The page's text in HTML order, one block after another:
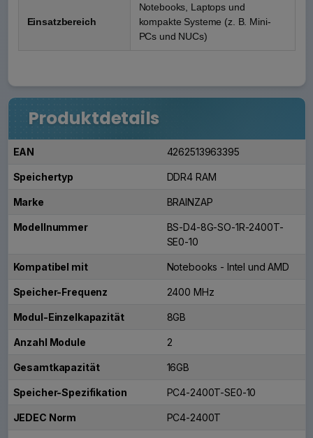
Einsatzbereich
Notebooks, Laptops und
kompakte Systeme (z. B. Mini-
PCs und NUCs)
Produktdetails
EAN 4262513963395
Speichertyp DDR4 RAM
Marke BRAINZAP
Modellnummer
BS-D4-8G-SO-1R-2400T-
SE0-10
Kompatibel mit Notebooks - Intel und AMD
Speicher-Frequenz 2400 MHz
Modul-Einzelkapazität 8GB
Anzahl Module 2
Gesamtkapazität 16GB
Speicher-Spezifikation PC4-2400T-SE0-10
JEDEC Norm PC4-2400T